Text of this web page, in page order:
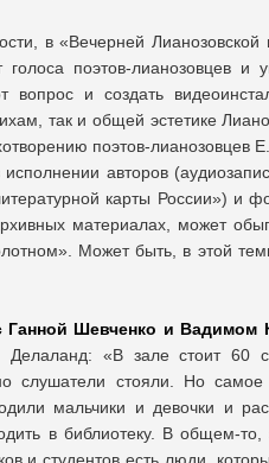
в «Вечерней
голоса поэтов-лианозовцев
вопрос и создать
так и общей эстетике
поэтов-лианозовцев
авторов
карты России») и
материалах, может
Может быть, в этой
Ганной Шевченко и Вадимом
Делаланд: «В зале стоит 60
слушатели стояли. Но
мальчики и девочки и
в библиотеку. В общем-